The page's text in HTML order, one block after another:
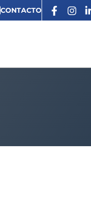
CONTACTO